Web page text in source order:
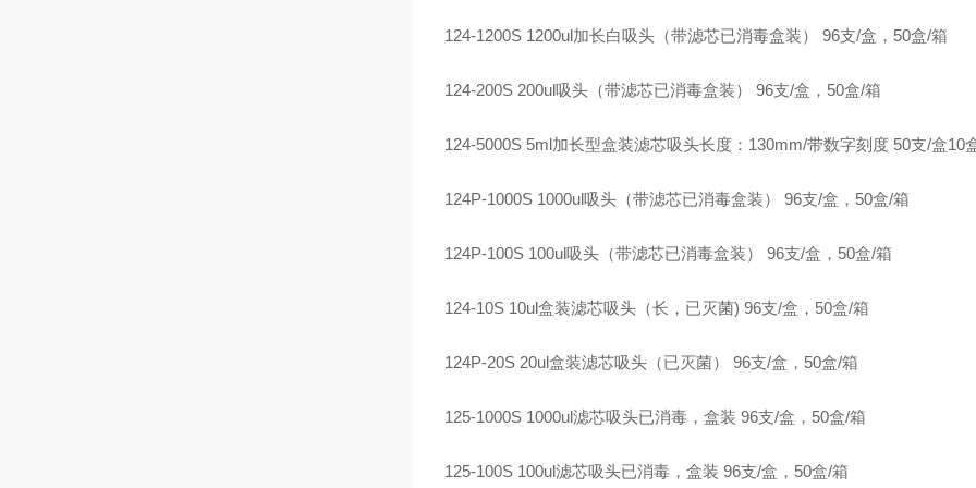
124-1200S 1200ul加长白吸头（带滤芯已消毒盒装） 96支/盒，50盒/箱
124-200S 200ul吸头（带滤芯已消毒盒装） 96支/盒，50盒/箱
124-5000S 5ml加长型盒装滤芯吸头长度：130mm/带数字刻度 50支/盒10
124P-1000S 1000ul吸头（带滤芯已消毒盒装） 96支/盒，50盒/箱
124P-100S 100ul吸头（带滤芯已消毒盒装） 96支/盒，50盒/箱
124-10S 10ul盒装滤芯吸头（长，已灭菌) 96支/盒，50盒/箱
124P-20S 20ul盒装滤芯吸头（已灭菌） 96支/盒，50盒/箱
125-1000S 1000ul滤芯吸头已消毒，盒装 96支/盒，50盒/箱
125-100S 100ul滤芯吸头已消毒，盒装 96支/盒，50盒/箱